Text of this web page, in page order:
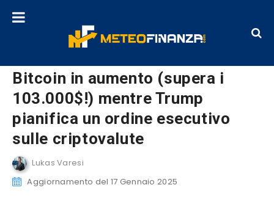
Bitcoin in aumento (supera i
103.000$!) mentre Trump
pianifica un ordine esecutivo
sulle criptovalute
Lukas Varesi
Aggiornamento del 17 Gennaio 2025